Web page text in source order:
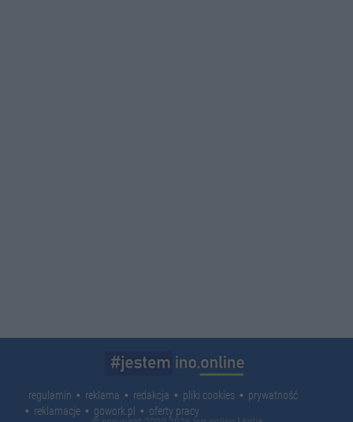
regulamin reklama redakcja pliki cookies
prywatność
reklamacje
gowork.pl oferty pracy